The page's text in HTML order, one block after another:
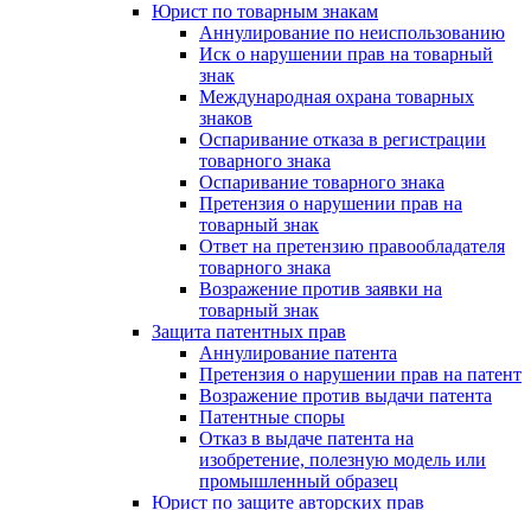
Юрист по товарным знакам
Аннулирование по неиспользованию
Иск о нарушении прав на товарный
знак
Международная охрана товарных
знаков
Оспаривание отказа в регистрации
товарного знака
Оспаривание товарного знака
Претензия о нарушении прав на
товарный знак
Ответ на претензию правообладателя
товарного знака
Возражение против заявки на
товарный знак
Защита патентных прав
Аннулирование патента
Претензия о нарушении прав на патент
Возражение против выдачи патента
Патентные споры
Отказ в выдаче патента на
изобретение, полезную модель или
промышленный образец
Юрист по защите авторских прав